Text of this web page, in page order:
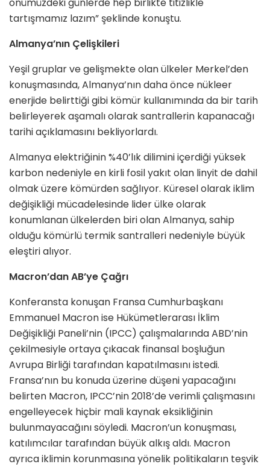
tartışmamız lazım” şeklinde konuştu.
Almanya’nın Çelişkileri
Yeşil gruplar ve gelişmekte olan ülkeler Merkel’den
konuşmasında, Almanya’nın daha önce nükleer
enerjide belirttiği gibi kömür kullanımında da bir tarih
belirleyerek aşamalı olarak santrallerin kapanacağı
tarihi açıklamasını bekliyorlardı.
Almanya elektriğinin %40’lık dilimini içerdiği yüksek
karbon nedeniyle en kirli fosil yakıt olan linyit de dahil
olmak üzere kömürden sağlıyor. Küresel olarak iklim
değişikliği mücadelesinde lider ülke olarak
konumlanan ülkelerden biri olan Almanya, sahip
olduğu kömürlü termik santralleri nedeniyle büyük
eleştiri alıyor.
Macron’dan AB’ye Çağrı
Konferansta konuşan Fransa Cumhurbaşkanı
Emmanuel Macron ise Hükümetlerarası İklim
Değişikliği Paneli’nin (IPCC) çalışmalarında ABD’nin
çekilmesiyle ortaya çıkacak finansal boşluğun
Avrupa Birliği tarafından kapatılmasını istedi.
Fransa’nın bu konuda üzerine düşeni yapacağını
belirten Macron, IPCC’nin 2018’de verimli çalışmasını
engelleyecek hiçbir mali kaynak eksikliğinin
bulunmayacağını söyledi. Macron’un konuşması,
katılımcılar tarafından büyük alkış aldı. Macron
ayrıca iklimin korunmasına yönelik politikaların teşvik